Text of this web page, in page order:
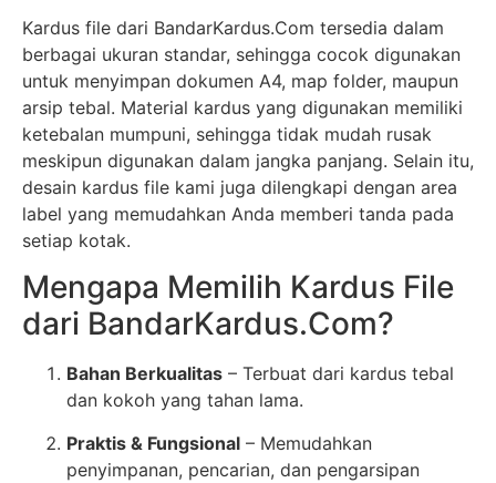
Kardus file dari BandarKardus.Com tersedia dalam
berbagai ukuran standar, sehingga cocok digunakan
untuk menyimpan dokumen A4, map folder, maupun
arsip tebal. Material kardus yang digunakan memiliki
ketebalan mumpuni, sehingga tidak mudah rusak
meskipun digunakan dalam jangka panjang. Selain itu,
desain kardus file kami juga dilengkapi dengan area
label yang memudahkan Anda memberi tanda pada
setiap kotak.
Mengapa Memilih Kardus File
dari BandarKardus.Com?
Bahan Berkualitas – Terbuat dari kardus tebal
dan kokoh yang tahan lama.
Praktis & Fungsional – Memudahkan
penyimpanan, pencarian, dan pengarsipan